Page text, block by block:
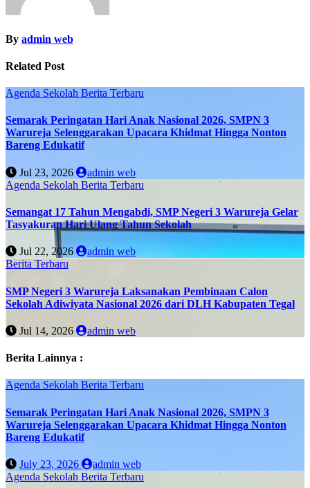
By admin web
Related Post
Agenda Sekolah Berita Terbaru
Semarak Peringatan Hari Anak Nasional 2026, SMPN 3
Warureja Selenggarakan Upacara Khidmat Hingga Nonton
Bareng Edukatif
Jul 23, 2026
admin web
Agenda Sekolah Berita Terbaru
Semangat 17 Tahun Mengabdi, SMP Negeri 3 Warureja Gelar
Tasyakuran Hari Ulang Tahun Sekolah
Jul 22, 2026
admin web
Berita Terbaru
SMP Negeri 3 Warureja Laksanakan Pembinaan Calon
Sekolah Adiwiyata Nasional 2026 dari DLH Kabupaten Tegal
Jul 14, 2026 admin web
Berita Lainnya :
Agenda Sekolah Berita Terbaru
Semarak Peringatan Hari Anak Nasional 2026, SMPN 3
Warureja Selenggarakan Upacara Khidmat Hingga Nonton
Bareng Edukatif
July 23, 2026
admin web
Agenda Sekolah Berita Terbaru